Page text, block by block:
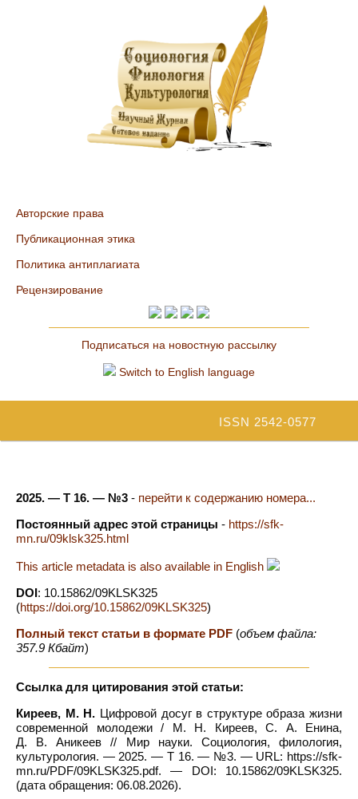
Авторские права
Публикационная этика
Политика антиплагиата
Рецензирование
Подписаться на новостную рассылку
Switch to English language
ISSN 2542-0577
2025. — Т 16. — №3 - перейти к содержанию номера...
Постоянный адрес этой страницы - https://sfk-
mn.ru/09klsk325.html
This article metadata is also available in English
DOI : 10.15862/09KLSK325
(https://doi.org/10.15862/09KLSK325)
Полный текст статьи в формате PDF (объем файла:
357.9 Кбайт)
Ссылка для цитирования этой статьи:
Киреев, М. Н. Цифровой досуг в структуре образа жизни
современной молодежи / М. Н. Киреев, С. А. Енина,
Д. В. Аникеев // Мир науки. Социология, филология,
культурология. — 2025. — Т 16. — №3. — URL: https://sfk-
mn.ru/PDF/09KLSK325.pdf. — DOI: 10.15862/09KLSK325.
(дата обращения: 06.08.2026).